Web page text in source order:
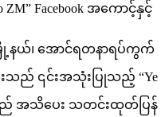
Facebook အကောင့်နှင့်
ြို့နယ်၊ အောင်ရတနာရပ်ကွက်
းသည် ၎င်းအသုံးပြုသည့် “Ye
သည် အသိပေး သတင်းထုတ်ပြန်